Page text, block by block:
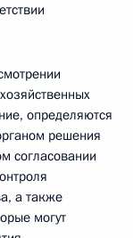
определяются
решения
согласовании
а также
могут